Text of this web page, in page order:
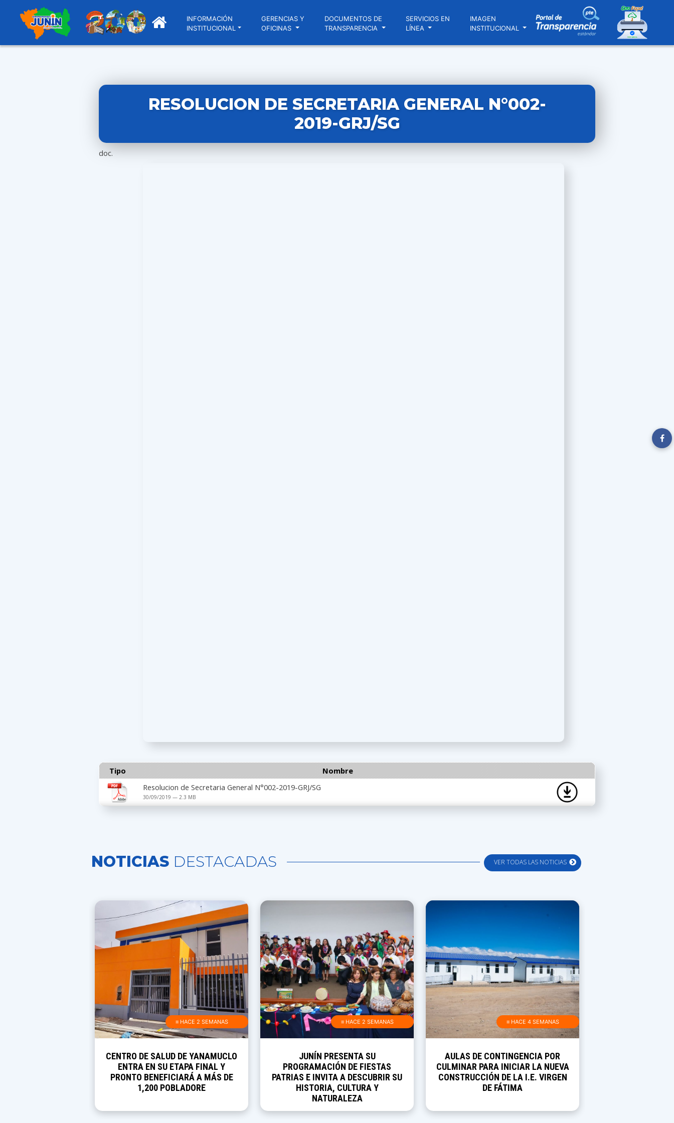
INFORMACIÓN
INSTITUCIONAL
GERENCIAS Y
OFICINAS
DOCUMENTOS DE
TRANSPARENCIA
SERVICIOS EN
LÍNEA
IMAGEN
INSTITUCIONAL
RESOLUCION DE SECRETARIA GENERAL N°002-
2019-GRJ/SG
doc.
Tipo
Nombre
Resolucion de Secretaria General N°002-2019-GRJ/SG
30/09/2019 — 2.3 MB
VER TODAS LAS NOTICIAS
NOTICIAS DESTACADAS
≡ HACE 2 SEMANAS
CENTRO DE SALUD DE YANAMUCLO
ENTRA EN SU ETAPA FINAL Y
PRONTO BENEFICIARÁ A MÁS DE
1,200 POBLADORE
≡ HACE 2 SEMANAS
JUNÍN PRESENTA SU
PROGRAMACIÓN DE FIESTAS
PATRIAS E INVITA A DESCUBRIR SU
HISTORIA, CULTURA Y
NATURALEZA
≡ HACE 4 SEMANAS
AULAS DE CONTINGENCIA POR
CULMINAR PARA INICIAR LA NUEVA
CONSTRUCCIÓN DE LA I.E. VIRGEN
DE FÁTIMA